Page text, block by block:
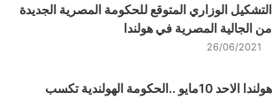
التشكيل الوزاري المتوقع للحكومة المصرية الجديدة
من الجالية المصرية في هولندا
26/06/2021
هولندا الاحد 10مايو ..الحكومة الهولندية تكسب